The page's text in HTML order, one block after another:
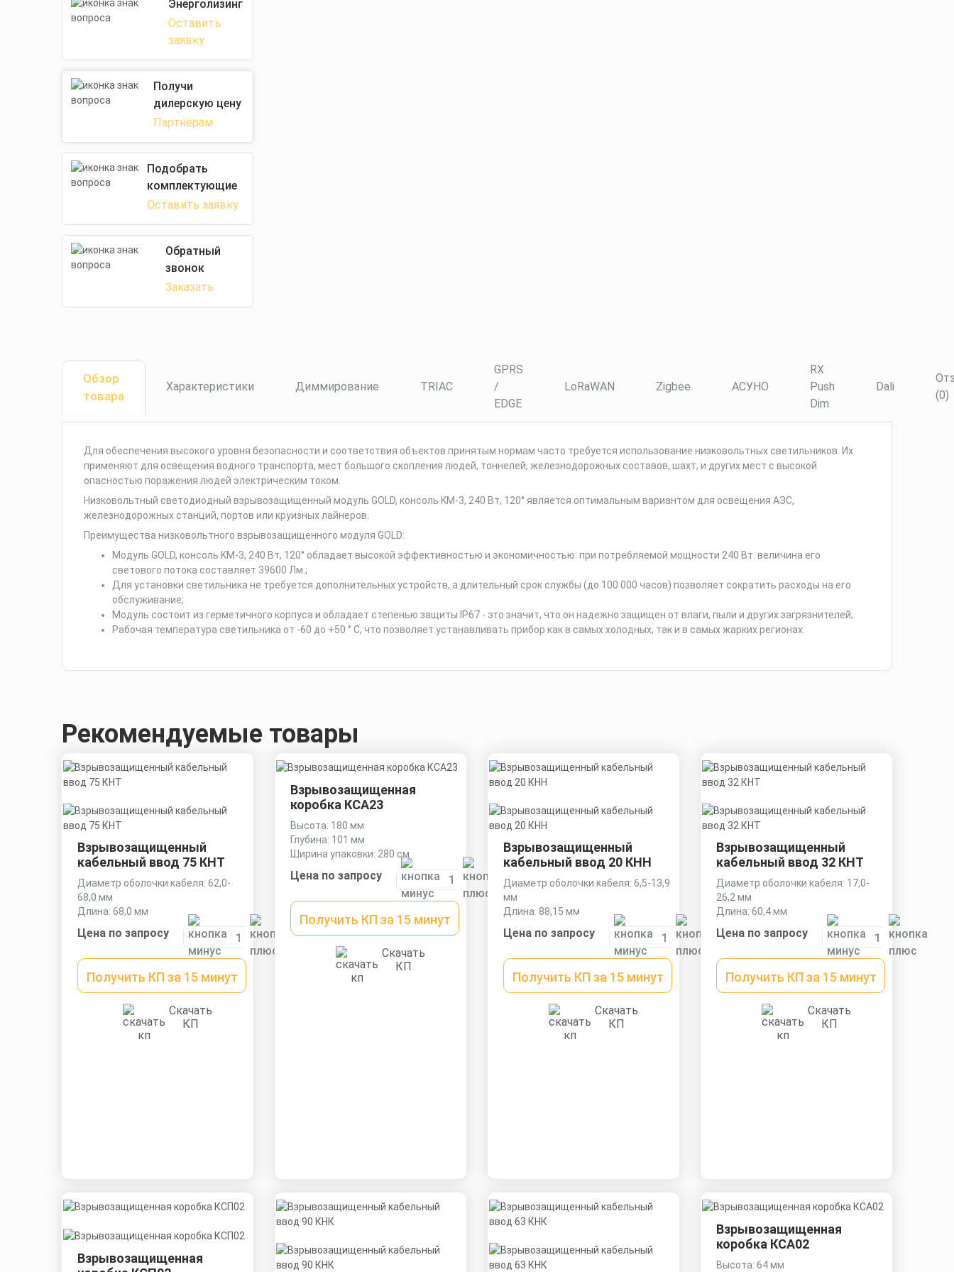
Энерголизинг
Оставить
заявку
Получи
дилерскую цену
Партнёрам
Подобрать
комплектующие
Оставить заявку
Обратный
звонок
Заказать
Обзор
товара
Характеристики Диммирование TRIAC
GPRS
/
EDGE
LoRaWAN Zigbee АСУНО
RX
Push
Dim
Dali
(0)
Для обеспечения высокого уровня безопасности и соответствия объектов принятым нормам часто требуется использование низковольтных светильников. Их
применяют для освещения водного транспорта, мест большого скопления людей, тоннелей, железнодорожных составов, шахт, и других мест с высокой
опасностью поражения людей электрическим током.
Низковольтный светодиодный взрывозащищенный модуль GOLD, консоль KM-3, 240 Вт, 120° является оптимальным вариантом для освещения АЗС,
железнодорожных станций, портов или круизных лайнеров.
Преимущества низковольтного взрывозащищенного модуля GOLD:
Модуль GOLD, консоль KM-3, 240 Вт, 120° обладает высокой эффективностью и экономичностью: при потребляемой мощности 240 Вт. величина его
светового потока составляет 39600 Лм.;
Для установки светильника не требуется дополнительных устройств, а длительный срок службы (до 100 000 часов) позволяет сократить расходы на его
обслуживание;
Модуль состоит из герметичного корпуса и обладает степенью защиты IP67 - это значит, что он надежно защищен от влаги, пыли и других загрязнителей;
Рабочая температура светильника от -60 до +50 ° С, что позволяет устанавливать прибор как в самых холодных, так и в самых жарких регионах.
Рекомендуемые товары
Взрывозащищенный
кабельный ввод 75 КНТ
Диаметр оболочки кабеля: 62,0-
68,0 мм
Длина: 68,0 мм
Цена по запросу
Получить КП за 15 минут
Скачать
КП
Взрывозащищенная
коробка КСА23
Высота: 180 мм
Глубина: 101 мм
Ширина упаковки: 280 см
Цена по запросу
Получить КП за 15 минут
Скачать
КП
Взрывозащищенный
кабельный ввод 20 КНН
Диаметр оболочки кабеля: 6,5-13,9
мм
Длина: 88,15 мм
Цена по запросу
Получить КП за 15 минут
Скачать
КП
Взрывозащищенный
кабельный ввод 32 КНТ
Диаметр оболочки кабеля: 17,0-
26,2 мм
Длина: 60,4 мм
Цена по запросу
Получить КП за 15 минут
Скачать
КП
Взрывозащищенная
Взрывозащищенная
коробка КСА02
Высота: 64 мм